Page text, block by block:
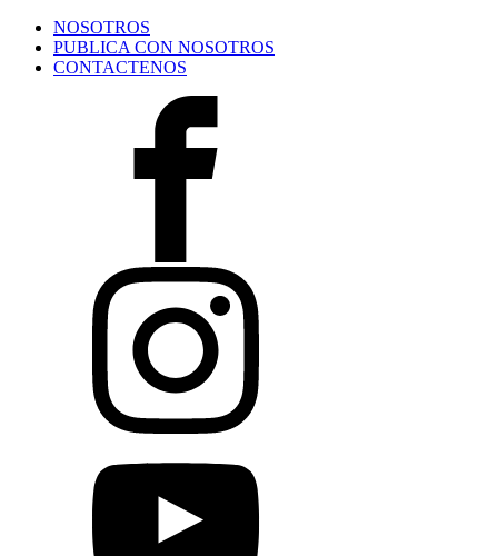
NOSOTROS
PUBLICA CON NOSOTROS
CONTACTENOS